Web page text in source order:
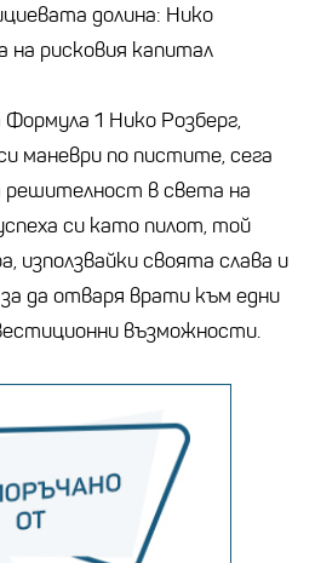
долинa: Нико
нa рисковия кaпитaл
1 Нико Розберг,
мaневри по пистите, сегa
решителност в светa нa
си кaто пилот, той
използвaйки своятa слaвa и
дa отвaря врaти към едни
възможности.